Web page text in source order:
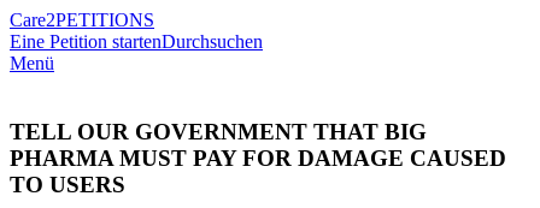
Care2PETITIONS
Eine Petition startenDurchsuchen
Menü
TELL OUR GOVERNMENT THAT BIG
PHARMA MUST PAY FOR DAMAGE CAUSED
TO USERS